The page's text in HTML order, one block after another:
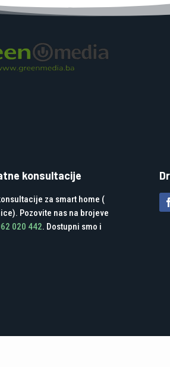
konsultacije
za smart home (
Pozovite nas na brojeve
020 442. Dostupni smo i
by Digitalk Marketing Agencija